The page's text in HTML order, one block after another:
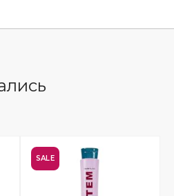
SALE